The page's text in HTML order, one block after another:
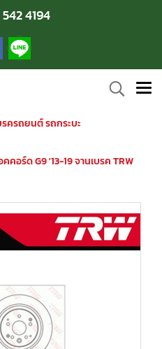
4194
รครถยนต์ รถกระบะ
คอร์ด G9 '13-19 จานเบรค TRW